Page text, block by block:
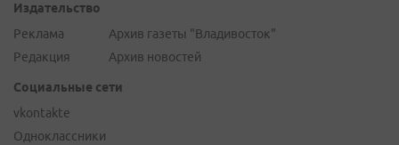
Издательство
Реклама
Редакция
Архив газеты "Владивосток"
Архив новостей
Социальные сети
vkontakte
Одноклассники